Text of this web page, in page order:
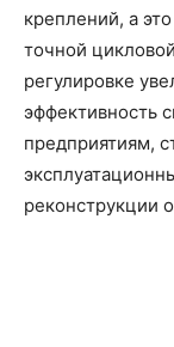
креплений, а
точной
регулировке
эффективность
предприятиям,
реконструкции